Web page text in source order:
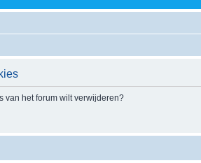
van het forum wilt verwijderen?